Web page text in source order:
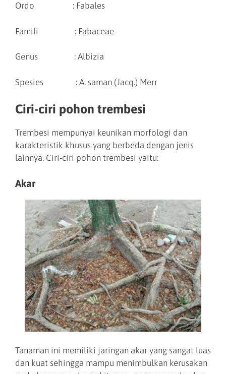
Ordo : Fabales
Famili : Fabaceae
Genus : Albizia
Spesies : A. saman (Jacq.) Merr
Ciri-ciri pohon trembesi
Trembesi mempunyai keunikan morfologi dan
karakteristik khusus yang berbeda dengan jenis
lainnya. Ciri-ciri pohon trembesi yaitu:
Akar
Tanaman ini memiliki jaringan akar yang sangat luas
dan kuat sehingga mampu menimbulkan kerusakan